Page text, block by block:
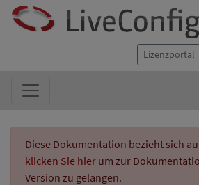
Lizenzportal
Diese Dokumentation bezieht sich
klicken Sie hier um zur
Version zu gelangen.